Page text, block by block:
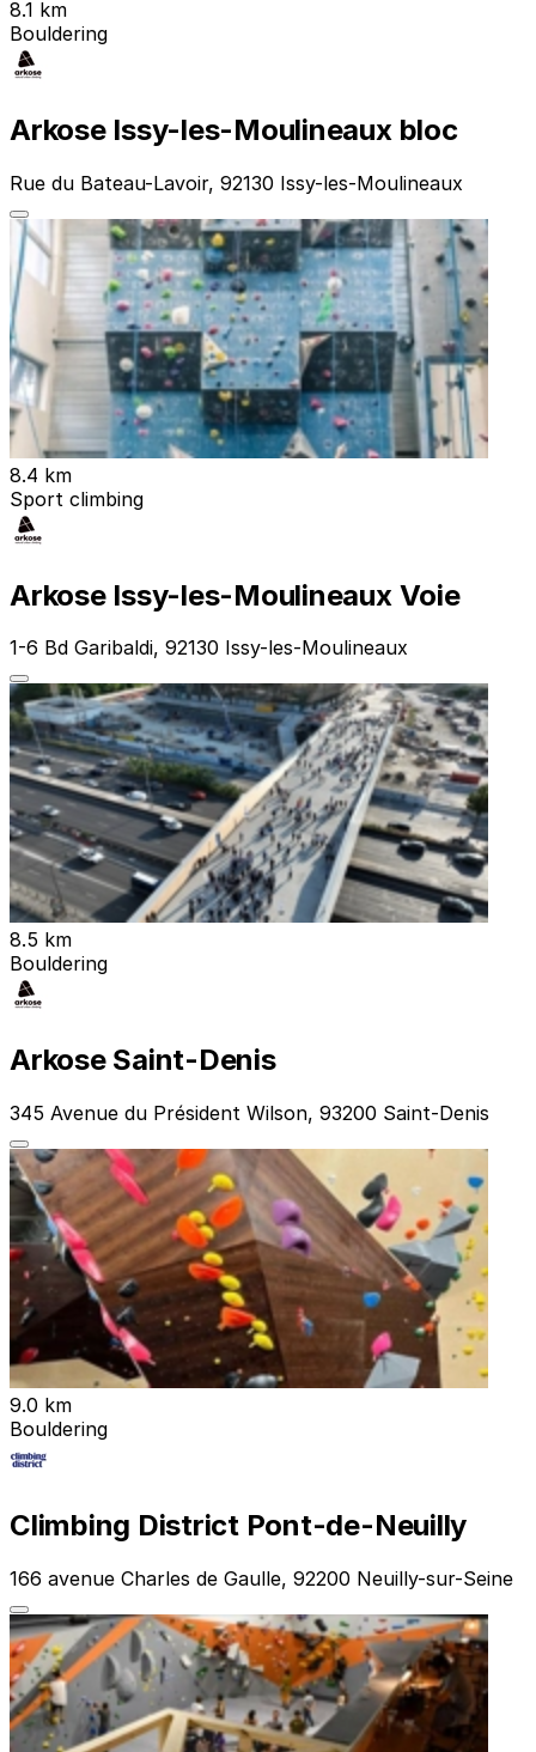
8.1 km
Bouldering
Arkose Issy-les-Moulineaux bloc
Rue du Bateau-Lavoir, 92130 Issy-les-Moulineaux
8.4 km
Sport climbing
Arkose Issy-les-Moulineaux Voie
1-6 Bd Garibaldi, 92130 Issy-les-Moulineaux
8.5 km
Bouldering
Arkose Saint-Denis
345 Avenue du Président Wilson, 93200 Saint-Denis
9.0 km
Bouldering
Climbing District Pont-de-Neuilly
166 avenue Charles de Gaulle, 92200 Neuilly-sur-Seine